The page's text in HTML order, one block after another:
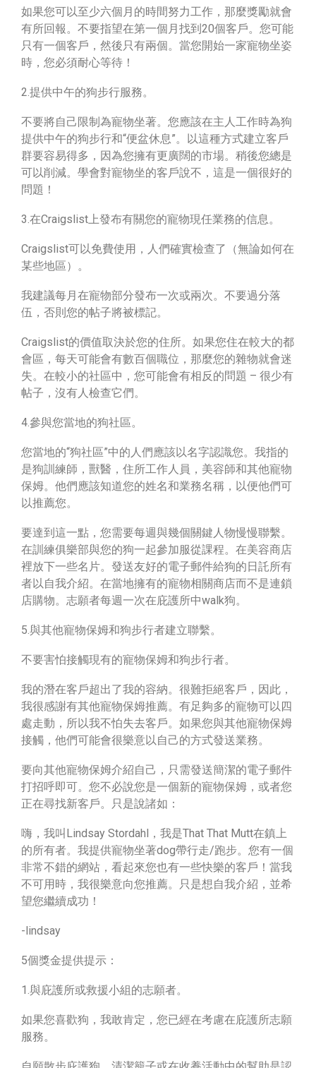
如果您可以至少六個月的時間努力工作，那麼獎勵就會
有所回報。不要指望在第一個月找到20個客戶。您可能
只有一個客戶，然後只有兩個。當您開始一家寵物坐姿
時，您必須耐心等待！
2.提供中午的狗步行服務。
不要將自己限制為寵物坐著。您應該在主人工作時為狗
提供中午的狗步行和“便盆休息”。以這種方式建立客戶
群要容易得多，因為您擁有更廣闊的市場。稍後您總是
可以削減。學會對寵物坐的客戶說不，這是一個很好的
問題！
3.在Craigslist上發布有關您的寵物現任業務的信息。
Craigslist可以免費使用，人們確實檢查了（無論如何在
某些地區）。
我建議每月在寵物部分發布一次或兩次。不要過分落
伍，否則您的帖子將被標記。
Craigslist的價值取決於您的住所。如果您住在較大的都
會區，每天可能會有數百個職位，那麼您的雜物就會迷
失。在較小的社區中，您可能會有相反的問題 – 很少有
帖子，沒有人檢查它們。
4.參與您當地的狗社區。
您當地的“狗社區”中的人們應該以名字認識您。我指的
是狗訓練師，獸醫，住所工作人員，美容師和其他寵物
保姆。他們應該知道您的姓名和業務名稱，以便他們可
以推薦您。
要達到這一點，您需要每週與幾個關鍵人物慢慢聯繫。
在訓練俱樂部與您的狗一起參加服從課程。在美容商店
裡放下一些名片。發送友好的電子郵件給狗的日託所有
者以自我介紹。在當地擁有的寵物相關商店而不是連鎖
店購物。志願者每週一次在庇護所中walk狗。
5.與其他寵物保姆和狗步行者建立聯繫。
不要害怕接觸現有的寵物保姆和狗步行者。
我的潛在客戶超出了我的容納。很難拒絕客戶，因此，
我很感謝有其他寵物保姆推薦。有足夠多的寵物可以四
處走動，所以我不怕失去客戶。如果您與其他寵物保姆
接觸，他們可能會很樂意以自己的方式發送業務。
要向其他寵物保姆介紹自己，只需發送簡潔的電子郵件
打招呼即可。您不必說您是一個新的寵物保姆，或者您
正在尋找新客戶。只是說諸如：
嗨，我叫Lindsay Stordahl，我是That That Mutt在鎮上
的所有者。我提供寵物坐著dog帶行走/跑步。您有一個
非常不錯的網站，看起來您也有一些快樂的客戶！當我
不可用時，我很樂意向您推薦。只是想自我介紹，並希
望您繼續成功！
-lindsay
5個獎金提供提示：
1.與庇護所或救援小組的志願者。
如果您喜歡狗，我敢肯定，您已經在考慮在庇護所志願
服務。